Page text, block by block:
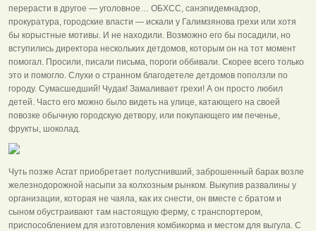
перерасти в другое — уголовное… ОБХСС, санэпидемнадзор,
прокуратура, городские власти — искали у Галимзянова грехи или хотя
бы корыстные мотивы. И не находили. Возможно его бы посадили, но
вступились директора нескольких детдомов, которым он на тот момент
помогал. Просили, писали письма, пороги оббивали. Скорее всего только
это и помогло. Слухи о странном благодетеле детдомов поползли по
городу. Сумасшедший! Чудак! Замаливает грехи! А он просто любил
детей. Часто его можно было видеть на улице, катающего на своей
повозке обычную городскую детвору, или покупающего им печенье,
фрукты, шоколад.
Чуть позже Асгат приобретает полусгнивший, заброшенный барак возле
железнодорожной насыпи за колхозным рынком. Выкупив развалины у
организации, которая не чаяла, как их снести, он вместе с братом и
сыном обустраивают там настоящую ферму, с транспортером,
приспособлением для изготовления комбикорма и местом для выгула. С